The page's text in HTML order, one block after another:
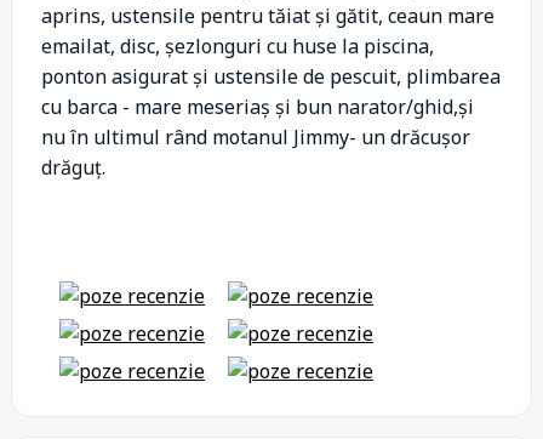
aprins, ustensile pentru tăiat și gătit, ceaun mare
emailat, disc, șezlonguri cu huse la piscina,
ponton asigurat și ustensile de pescuit, plimbarea
cu barca - mare meseriaș și bun narator/ghid,și
nu în ultimul rând motanul Jimmy- un drăcușor
drăguț.